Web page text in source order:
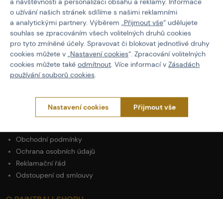
Actionshop.cz
Black Friday
3x Showroom v ČR
Ověřené značky
Články
Servis
O NÁKUPU
Platba
Obchodní podmínky
Ochrana osobních údajů
Reklamační řád
Odstoupení od smlouvy
a návštěvnosti a personalizaci obsahu a reklamy. Informace
o užívání našich stránek sdílíme s našimi reklamními
a analytickými partnery. Výběrem „Přijmout vše“ udělujete
souhlas se zpracováním všech volitelných druhů cookies
pro tyto zmíněné účely. Spravovat či blokovat jednotlivé druhy
cookies můžete v „Nastavení cookies“. Zpracování volitelných
cookies můžete také odmítnout. Více informací v Zásadách
používání souborů cookies.
Nastavení cookies Přijmout vše